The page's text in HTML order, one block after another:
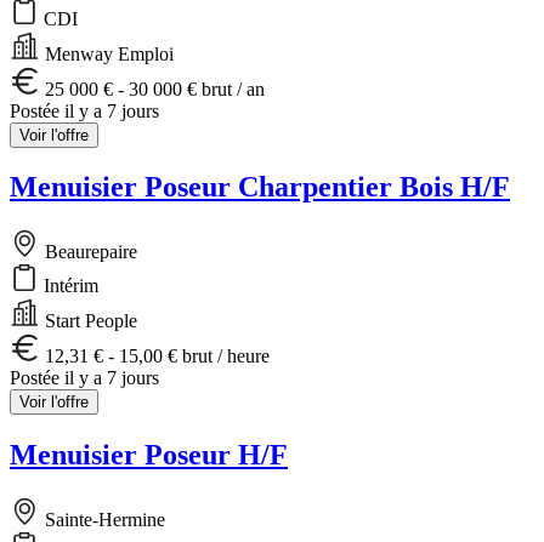
CDI
Menway Emploi
25 000 € - 30 000 € brut / an
Postée il y a 7 jours
Voir l'offre
Menuisier Poseur Charpentier Bois H/F
Beaurepaire
Intérim
Start People
12,31 € - 15,00 € brut / heure
Postée il y a 7 jours
Voir l'offre
Menuisier Poseur H/F
Sainte-Hermine